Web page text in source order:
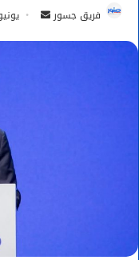
فريق جسور
أرسل يونيو 18,